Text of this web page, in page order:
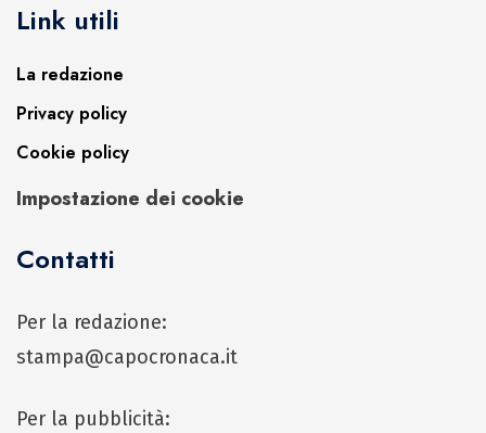
Link utili
La redazione
Privacy policy
Cookie policy
Impostazione dei cookie
Contatti
Per la redazione:
stampa@capocronaca.it
Per la pubblicità: